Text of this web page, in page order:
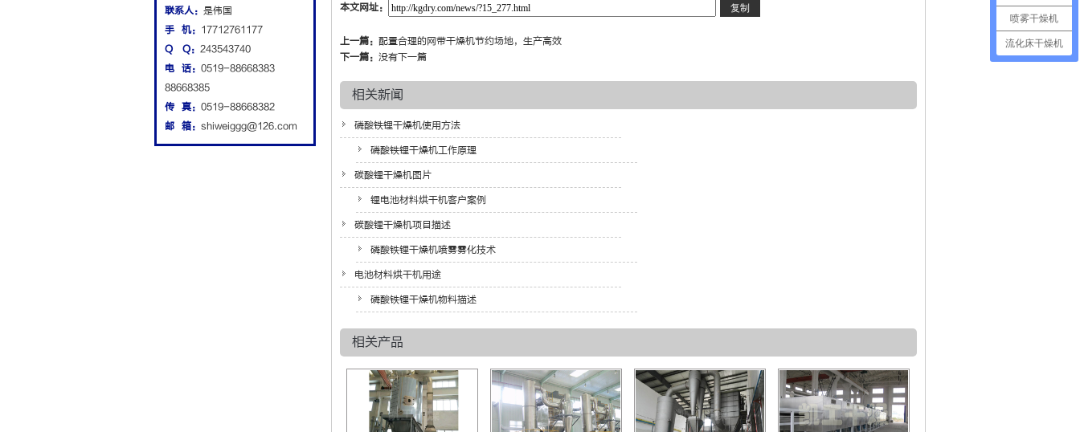
联系人： 是伟国
手 机： 17712761177
Q Q： 243543740
电 话： 0519-88668383
88668385
传 真： 0519-88668382
邮 箱： shiweiggg@126.com
本文网址：
上一篇： 配置合理的网带干燥机节约场地，生产高效
下一篇： 没有下一篇
相关新闻
磷酸铁锂干燥机使用方法
磷酸铁锂干燥机工作原理
碳酸锂干燥机图片
锂电池材料烘干机客户案例
碳酸锂干燥机项目描述
磷酸铁锂干燥机喷雾雾化技术
电池材料烘干机用途
磷酸铁锂干燥机物料描述
相关产品
喷雾干燥机
流化床干燥机